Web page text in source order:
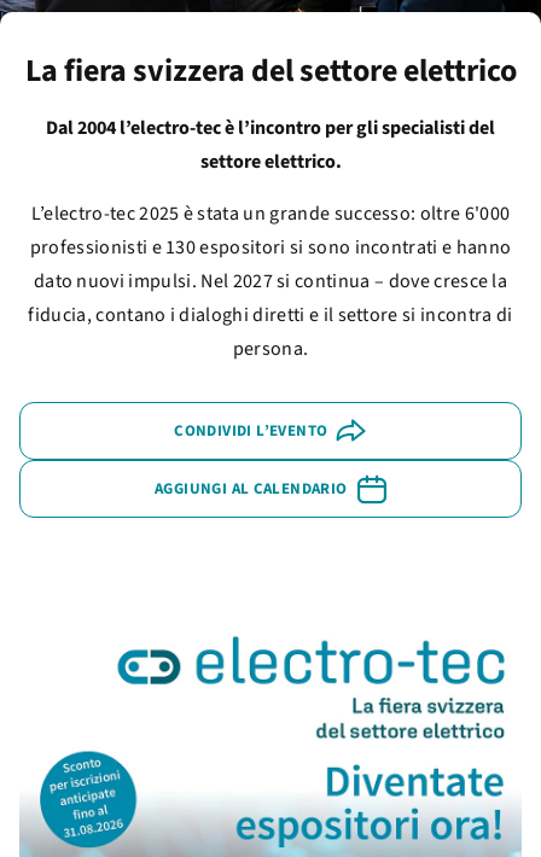
La fiera svizzera del settore elettrico
Dal 2004 l’electro-tec è l’incontro per gli specialisti del
settore elettrico.
L’electro-tec 2025 è stata un grande successo: oltre 6'000
professionisti e 130 espositori si sono incontrati e hanno
dato nuovi impulsi. Nel 2027 si continua – dove cresce la
fiducia, contano i dialoghi diretti e il settore si incontra di
persona.
CONDIVIDI L’EVENTO
AGGIUNGI AL CALENDARIO